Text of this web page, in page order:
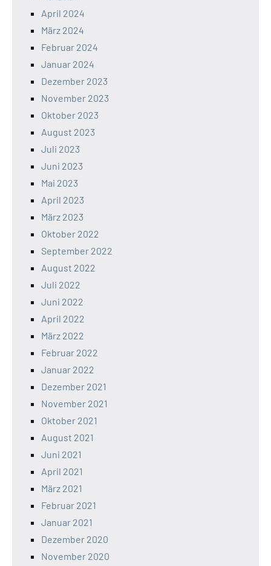
April 2024
März 2024
Februar 2024
Januar 2024
Dezember 2023
November 2023
Oktober 2023
August 2023
Juli 2023
Juni 2023
Mai 2023
April 2023
März 2023
Oktober 2022
September 2022
August 2022
Juli 2022
Juni 2022
April 2022
März 2022
Februar 2022
Januar 2022
Dezember 2021
November 2021
Oktober 2021
August 2021
Juni 2021
April 2021
März 2021
Februar 2021
Januar 2021
Dezember 2020
November 2020